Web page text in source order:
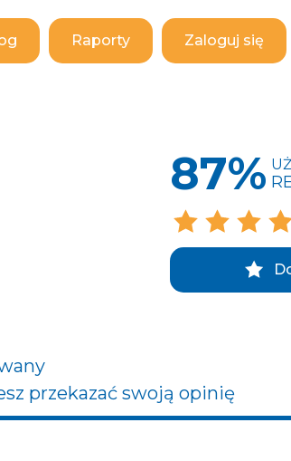
Raporty Zaloguj się
87%
przekazać swoją opinię